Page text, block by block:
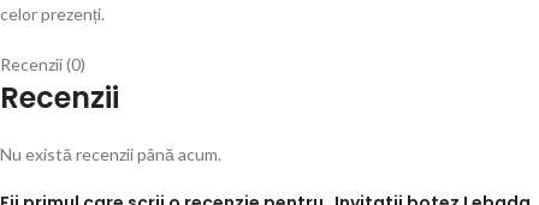
celor prezenți.
Recenzii (0)
Recenzii
Nu există recenzii până acum.